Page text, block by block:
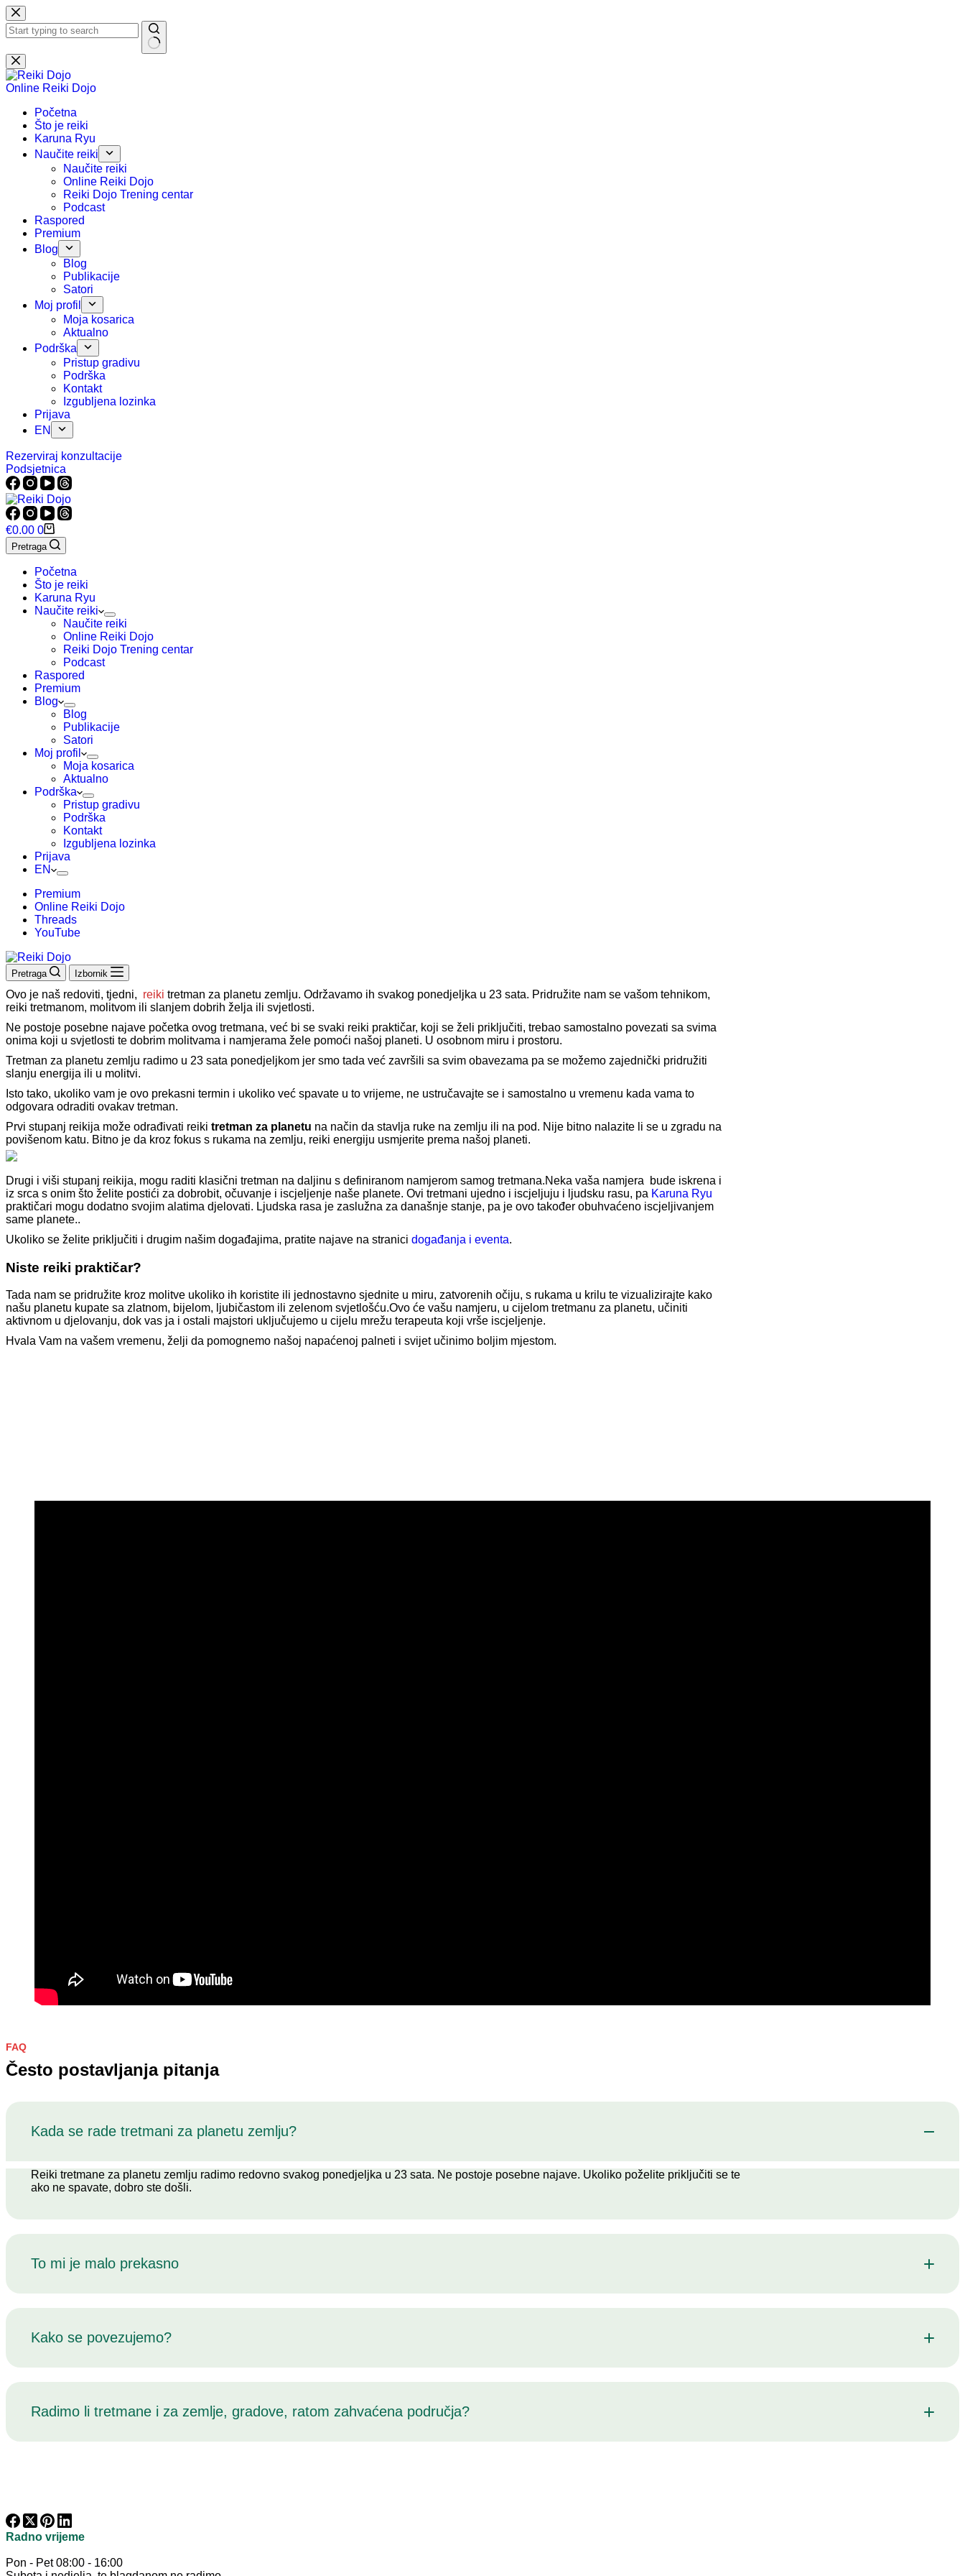
Preskoči
na
sadržaj
Nema
rezultata.
Online Reiki Dojo
Početna
Što je reiki
Karuna Ryu
Naučite reiki
Naučite reiki
Online Reiki Dojo
Reiki Dojo Trening centar
Podcast
Raspored
Premium
Blog
Blog
Publikacije
Satori
Moj profil
Moja kosarica
Aktualno
Podrška
Pristup gradivu
Podrška
Kontakt
Izgubljena lozinka
Prijava
EN
Rezerviraj konzultacije
Podsjetnica
Košarica
€0.00 0
Pretraga
Početna
Što je reiki
Karuna Ryu
Naučite reiki
Naučite reiki
Online Reiki Dojo
Reiki Dojo Trening centar
Podcast
Raspored
Premium
Blog
Blog
Publikacije
Satori
Moj profil
Moja kosarica
Aktualno
Podrška
Pristup gradivu
Podrška
Kontakt
Izgubljena lozinka
Prijava
EN
Premium
Online Reiki Dojo
Threads
YouTube
Pretraga Izbornik
Ovo je naš redoviti, tjedni, reiki tretman za planetu zemlju. Održavamo ih svakog ponedjeljka u 23 sata. Pridružite nam se vašom tehnikom,
reiki tretmanom, molitvom ili slanjem dobrih želja ili svjetlosti.
Ne postoje posebne najave početka ovog tretmana, već bi se svaki reiki praktičar, koji se želi priključiti, trebao samostalno povezati sa svima
onima koji u svjetlosti te dobrim molitvama i namjerama žele pomoći našoj planeti. U osobnom miru i prostoru.
Tretman za planetu zemlju radimo u 23 sata ponedjeljkom jer smo tada već završili sa svim obavezama pa se možemo zajednički pridružiti
slanju energija ili u molitvi.
Isto tako, ukoliko vam je ovo prekasni termin i ukoliko već spavate u to vrijeme, ne ustručavajte se i samostalno u vremenu kada vama to
odgovara odraditi ovakav tretman.
Prvi stupanj reikija može odrađivati reiki tretman za planetu na način da stavlja ruke na zemlju ili na pod. Nije bitno nalazite li se u zgradu na
povišenom katu. Bitno je da kroz fokus s rukama na zemlju, reiki energiju usmjerite prema našoj planeti.
Drugi i viši stupanj reikija, mogu raditi klasični tretman na daljinu s definiranom namjerom samog tretmana.Neka vaša namjera bude iskrena i
iz srca s onim što želite postići za dobrobit, očuvanje i iscjeljenje naše planete. Ovi tretmani ujedno i iscjeljuju i ljudsku rasu, pa Karuna Ryu
praktičari mogu dodatno svojim alatima djelovati. Ljudska rasa je zaslužna za današnje stanje, pa je ovo također obuhvaćeno iscjeljivanjem
same planete..
Ukoliko se želite priključiti i drugim našim događajima, pratite najave na stranici događanja i eventa.
Niste reiki praktičar?
Tada nam se pridružite kroz molitve ukoliko ih koristite ili jednostavno sjednite u miru, zatvorenih očiju, s rukama u krilu te vizualizirajte kako
našu planetu kupate sa zlatnom, bijelom, ljubičastom ili zelenom svjetlošću.Ovo će vašu namjeru, u cijelom tretmanu za planetu, učiniti
aktivnom u djelovanju, dok vas ja i ostali majstori uključujemo u cijelu mrežu terapeuta koji vrše iscjeljenje.
Hvala Vam na vašem vremenu, želji da pomognemo našoj napaćenoj palneti i svijet učinimo boljim mjestom.
FAQ
Često postavljanja pitanja
Kada se rade tretmani za planetu zemlju?
Reiki tretmane za planetu zemlju radimo redovno svakog ponedjeljka u 23 sata. Ne postoje posebne najave. Ukoliko poželite priključiti se te
ako ne spavate, dobro ste došli.
To mi je malo prekasno
Kako se povezujemo?
Radimo li tretmane i za zemlje, gradove, ratom zahvaćena područja?
Radno vrijeme
Pon - Pet 08:00 - 16:00